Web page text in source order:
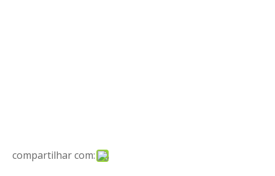
compartilhar com: